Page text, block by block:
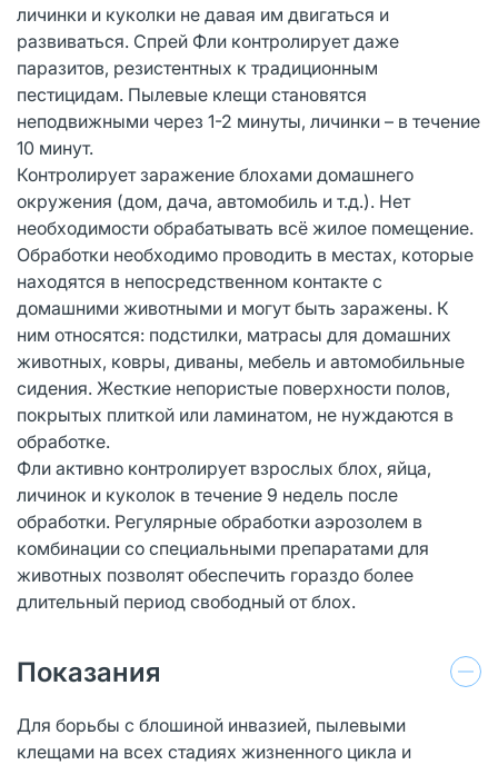
личинки и куколки не давая им двигаться и
развиваться. Спрей Фли контролирует даже
паразитов, резистентных к традиционным
пестицидам. Пылевые клещи становятся
неподвижными через 1-2 минуты, личинки – в течение
10 минут.
Контролирует заражение блохами домашнего
окружения (дом, дача, автомобиль и т.д.). Нет
необходимости обрабатывать всё жилое помещение.
Обработки необходимо проводить в местах, которые
находятся в непосредственном контакте с
домашними животными и могут быть заражены. К
ним относятся: подстилки, матрасы для домашних
животных, ковры, диваны, мебель и автомобильные
сидения. Жесткие непористые поверхности полов,
покрытых плиткой или ламинатом, не нуждаются в
обработке.
Фли активно контролирует взрослых блох, яйца,
личинок и куколок в течение 9 недель после
обработки. Регулярные обработки аэрозолем в
комбинации со специальными препаратами для
животных позволят обеспечить гораздо более
длительный период свободный от блох.
Показания
Для борьбы с блошиной инвазией, пылевыми
клещами на всех стадиях жизненного цикла и